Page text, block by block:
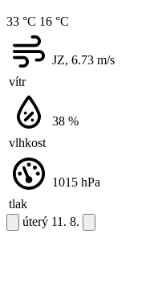
33 °C 16 °C
vítr
JZ, 6.73 m/s
vlhkost
38 %
tlak
1015 hPa
úterý 11. 8.